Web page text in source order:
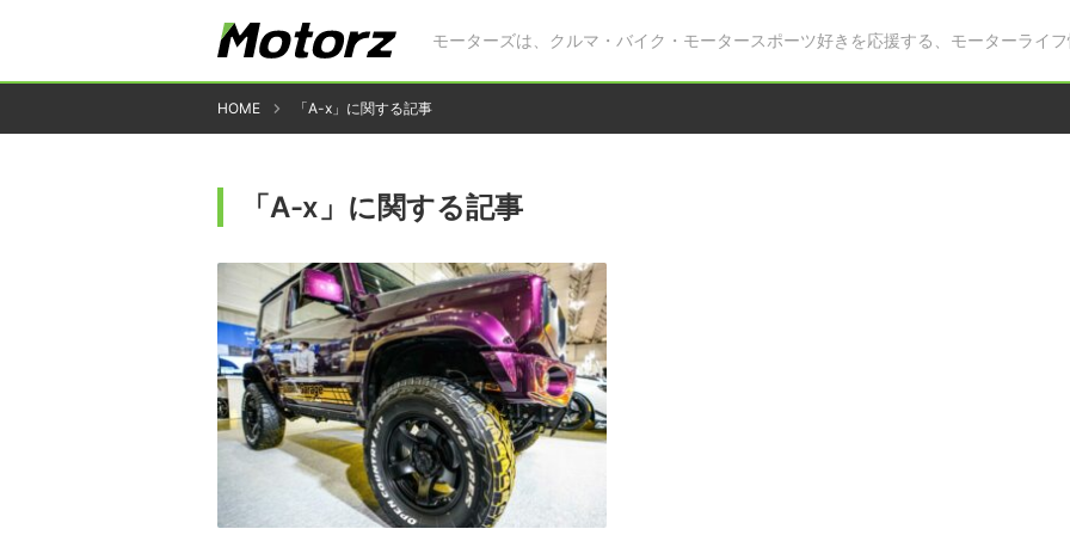
モーターズは、クルマ・バイク・モータースポーツ好きを応援する、モーターライフ
HOME 「A-x」に関する記事
「A-x」に関する記事